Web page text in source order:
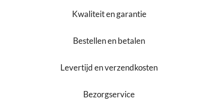
Kwaliteit en garantie
Bestellen en betalen
Levertijd en verzendkosten
Bezorgservice